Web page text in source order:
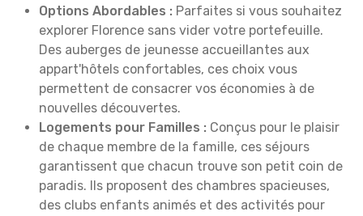
Options Abordables : Parfaites si vous souhaitez
explorer Florence sans vider votre portefeuille.
Des auberges de jeunesse accueillantes aux
appart'hôtels confortables, ces choix vous
permettent de consacrer vos économies à de
nouvelles découvertes.
Logements pour Familles : Conçus pour le plaisir
de chaque membre de la famille, ces séjours
garantissent que chacun trouve son petit coin de
paradis. Ils proposent des chambres spacieuses,
des clubs enfants animés et des activités pour